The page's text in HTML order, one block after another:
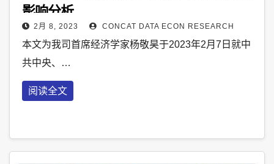
影响分析
2月 8, 2023 CONCAT DATA ECON RESEARCH
本文为我司首席经济学家杨敬昊于2023年2月7日就中
共中央、…
阅读全文